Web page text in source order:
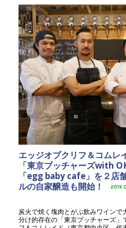
エッジオブクリフ＆コムレ
「東京ブッチャーズwith
「egg baby cafe」を２店
ルの自家醸造も開始！
炭火で焼く塊肉とがぶ飲みワインで
分け的存在の「東京ブッチャーズ」